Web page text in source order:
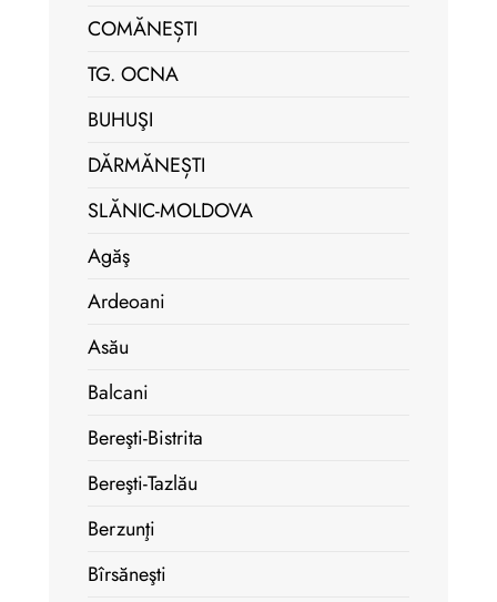
COMĂNEȘTI
TG. OCNA
BUHUŞI
DĂRMĂNEȘTI
SLĂNIC-MOLDOVA
Agăş
Ardeoani
Asău
Balcani
Bereşti-Bistrita
Bereşti-Tazlău
Berzunţi
Bîrsăneşti